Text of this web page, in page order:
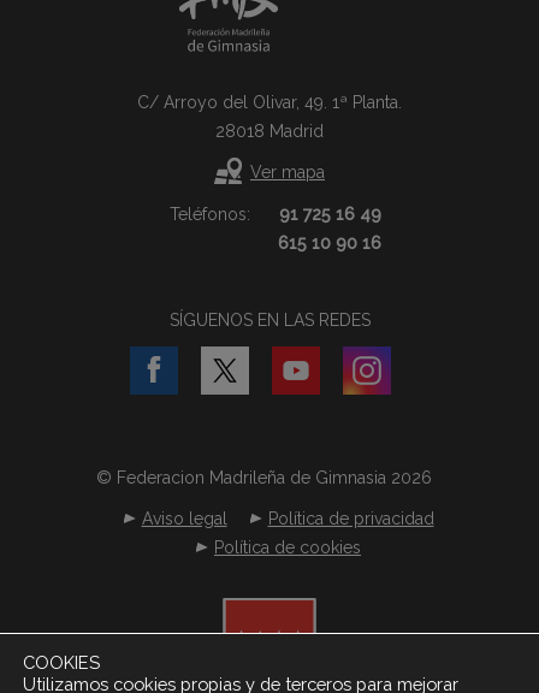
C/ Arroyo del Olivar, 49. 1ª Planta.
28018 Madrid
Ver mapa
Teléfonos:
91 725 16 49
615 10 90 16
SÍGUENOS EN LAS REDES
© Federacion Madrileña de Gimnasia 2026
Aviso legal
Política de privacidad
Política de cookies
COOKIES
Utilizamos cookies propias y de terceros para mejorar